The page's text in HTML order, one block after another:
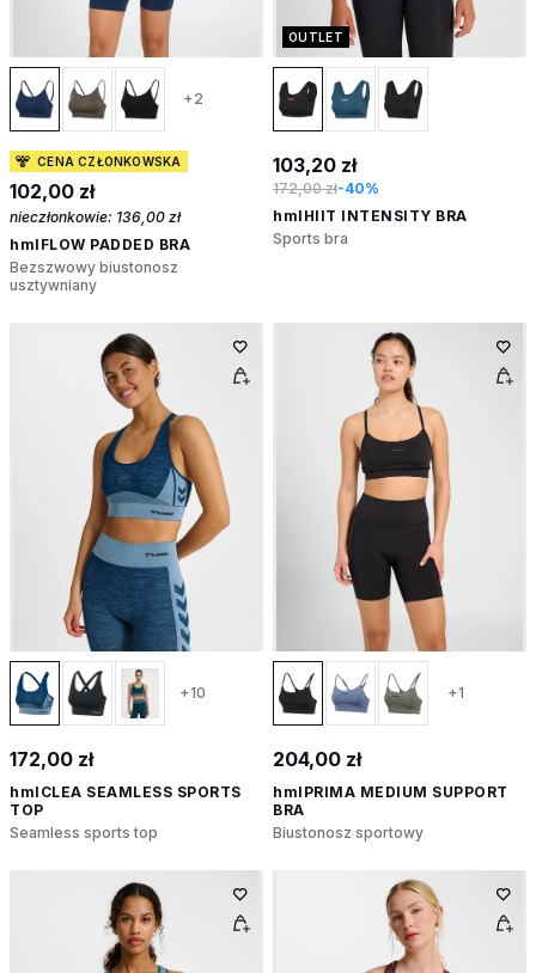
+2
CENA CZŁONKOWSKA
102,00 zł
nieczłonkowie: 136,00 zł
hmlFLOW PADDED BRA
Bezszwowy biustonosz
usztywniany
OUTLET
103,20 zł
172,00 zł-40%
hmlHIIT INTENSITY BRA
Sports bra
+10
172,00 zł
hmlCLEA SEAMLESS SPORTS
TOP
Seamless sports top
+1
204,00 zł
hmlPRIMA MEDIUM SUPPORT
BRA
Biustonosz sportowy